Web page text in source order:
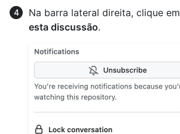
Na barra lateral direita, clique em
esta discussão.